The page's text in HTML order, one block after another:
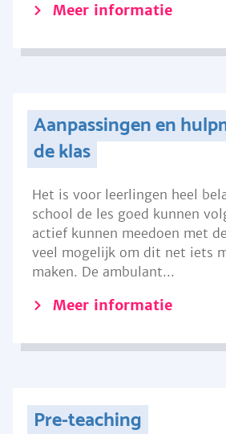
Meer informatie
Aanpassingen en
de klas
Het is voor leerlingen heel
school de les goed kunnen
actief kunnen meedoen met
veel mogelijk om dit net iets
maken. De ambulant...
Meer informatie
Pre-teaching